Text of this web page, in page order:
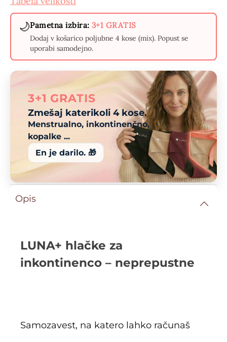
🌙Pametna izbira: 3+1 GRATIS
Dodaj v košarico poljubne 4 kose (mix). Popust se
uporabi samodejno.
3+1 GRATIS
Zmešaj katerikoli 4 kose.
Menstrualno, inkontinenčno,
kopalke ...
En je darilo. 🎁
Opis
LUNA+ hlačke za
inkontinenco – neprepustne
Samozavest, na katero lahko računaš